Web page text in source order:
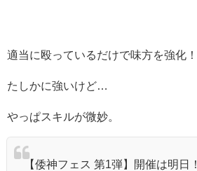
適当に殴っているだけで味方を強化！
たしかに強いけど…
やっぱスキルが微妙。
【倭神フェス 第1弾】開催は明日！